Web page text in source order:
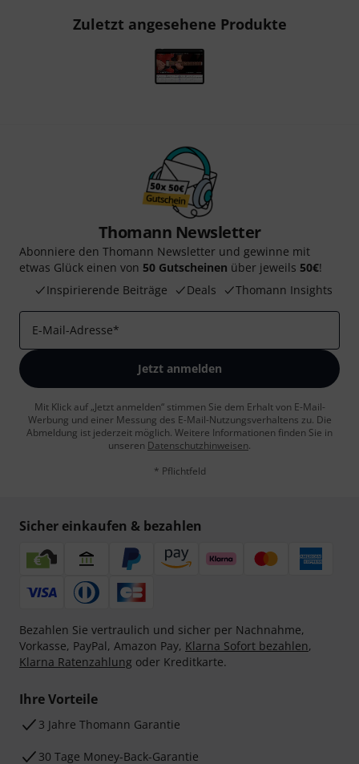
Zuletzt angesehene Produkte
Thomann Newsletter
Abonniere den Thomann Newsletter und gewinne mit
etwas Glück einen von 50 Gutscheinen über jeweils 50€!
Inspirierende Beiträge
Deals Thomann Insights
E-Mail-Adresse*
Jetzt anmelden
Mit Klick auf „Jetzt anmelden“ stimmen Sie dem Erhalt von E-Mail-
Werbung und einer Messung des E-Mail-Nutzungsverhaltens zu. Die
Abmeldung ist jederzeit möglich. Weitere Informationen finden Sie in
unseren Datenschutzhinweisen.
* Pflichtfeld
Sicher einkaufen & bezahlen
Bezahlen Sie vertraulich und sicher per Nachnahme,
Vorkasse, PayPal, Amazon Pay, Klarna Sofort bezahlen,
Klarna Ratenzahlung oder Kreditkarte.
Ihre Vorteile
3 Jahre Thomann Garantie
30 Tage Money-Back-Garantie